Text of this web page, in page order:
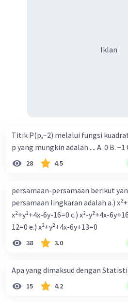
Iklan
Titik P(p,−2) melalui fungsi
p yang mungkin adalah .... A. 0 B. −1
28 4.5
persamaan-persamaan berikut
persamaan lingkaran adalah a.) x²+y²+4x-6y-12=0 b.)
x²+y²+4x-6y-16=0 c.) x²-y²+4x-
12=0 e.) x²+y²+4x-6y+13=0
38 3.0
Apa yang dimaksud dengan
15 4.2